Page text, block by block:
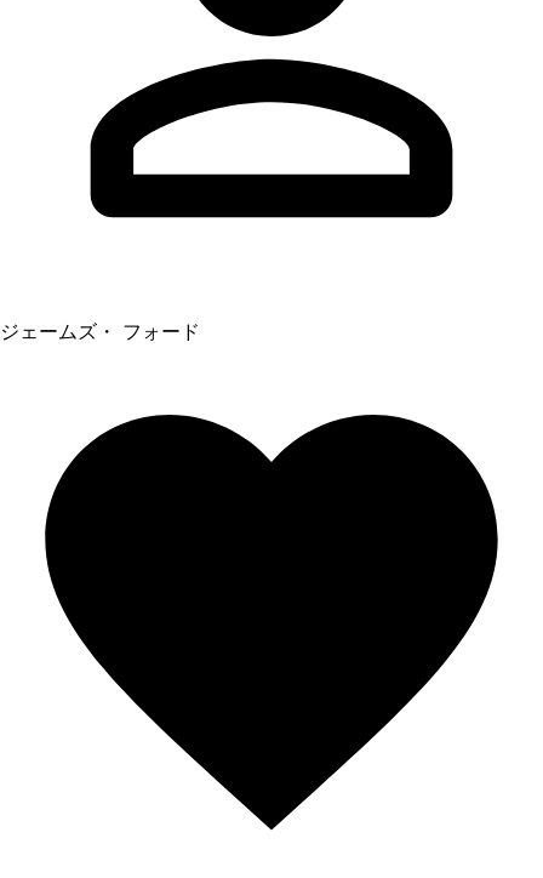
ジェームズ・ フォード